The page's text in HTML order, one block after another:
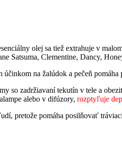
olej sa tiež extrahuje v
Satsuma, Clementine, Dancy,
na žalúdok a pečeň
so zadržiavaní tekutín v tele a
alebo v difúzory, rozptyľuje
pretože pomáha posilňovať